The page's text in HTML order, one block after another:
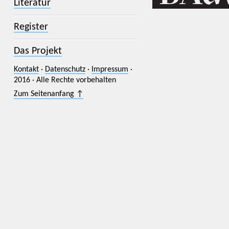
Literatur
Register
Das Projekt
Kontakt· Datenschutz· Impressum ·
2016 · Alle Rechte vorbehalten
Zum Seitenanfang ↑